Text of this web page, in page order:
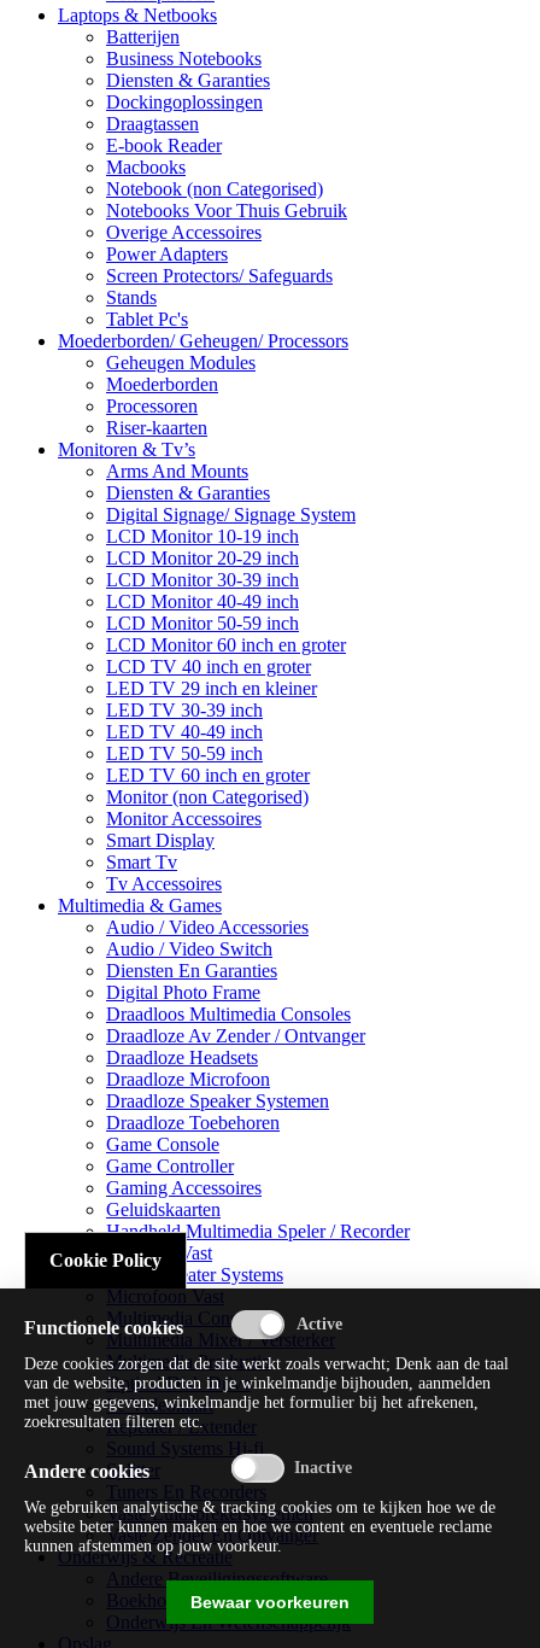
Laptops & Netbooks
Batterijen
Business Notebooks
Diensten & Garanties
Dockingoplossingen
Draagtassen
E-book Reader
Macbooks
Notebook (non Categorised)
Notebooks Voor Thuis Gebruik
Overige Accessoires
Power Adapters
Screen Protectors/ Safeguards
Stands
Tablet Pc's
Moederborden/ Geheugen/ Processors
Geheugen Modules
Moederborden
Processoren
Riser-kaarten
Monitoren & Tv’s
Arms And Mounts
Diensten & Garanties
Digital Signage/ Signage System
LCD Monitor 10-19 inch
LCD Monitor 20-29 inch
LCD Monitor 30-39 inch
LCD Monitor 40-49 inch
LCD Monitor 50-59 inch
LCD Monitor 60 inch en groter
LCD TV 40 inch en groter
LED TV 29 inch en kleiner
LED TV 30-39 inch
LED TV 40-49 inch
LED TV 50-59 inch
LED TV 60 inch en groter
Monitor (non Categorised)
Monitor Accessoires
Smart Display
Smart Tv
Tv Accessoires
Multimedia & Games
Audio / Video Accessories
Audio / Video Switch
Diensten En Garanties
Digital Photo Frame
Draadloos Multimedia Consoles
Draadloze Av Zender / Ontvanger
Draadloze Headsets
Draadloze Microfoon
Draadloze Speaker Systemen
Draadloze Toebehoren
Game Console
Game Controller
Gaming Accessoires
Geluidskaarten
Handheld Multimedia Speler / Recorder
Headsets Vast
Home Theater Systems
Microfoon Vast
Multimedia Consoles
Multimedia Mixer / Versterker
Multimedia Productie
Optical Disk Drive
Pc Videokaart
Repeater / Extender
Sound Systems Hi-fi
Splitter
Tuners En Recorders
Vaste Luidsprekersystemen
Vaste Zender En Ontvanger
Onderwijs & Recreatie
Andere Beveiligingssoftware
Boekhouding / Financiën
Onderwijs En Wetenschappelijk
Cookie Policy
Functionele cookies
Deze cookies zorgen dat de site werkt zoals verwacht; Denk aan de taal
van de website, producten in je winkelmandje bijhouden, aanmelden
met jouw gegevens, winkelmandje het formulier bij het afrekenen,
zoekresultaten filteren etc.
Andere cookies
We gebruiken analytische & tracking cookies om te kijken hoe we de
website beter kunnen maken en hoe we content en eventuele reclame
kunnen afstemmen op jouw voorkeur.
Bewaar voorkeuren